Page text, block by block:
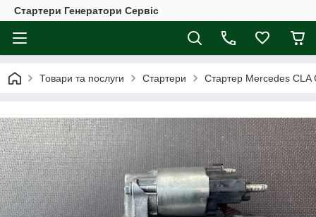
Стартери Генератори Сервіс
Товари та послуги Стартери Стартер Mercedes CLA